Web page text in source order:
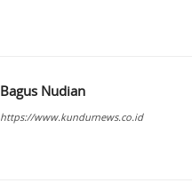
Bagus Nudian
https://www.kundurnews.co.id